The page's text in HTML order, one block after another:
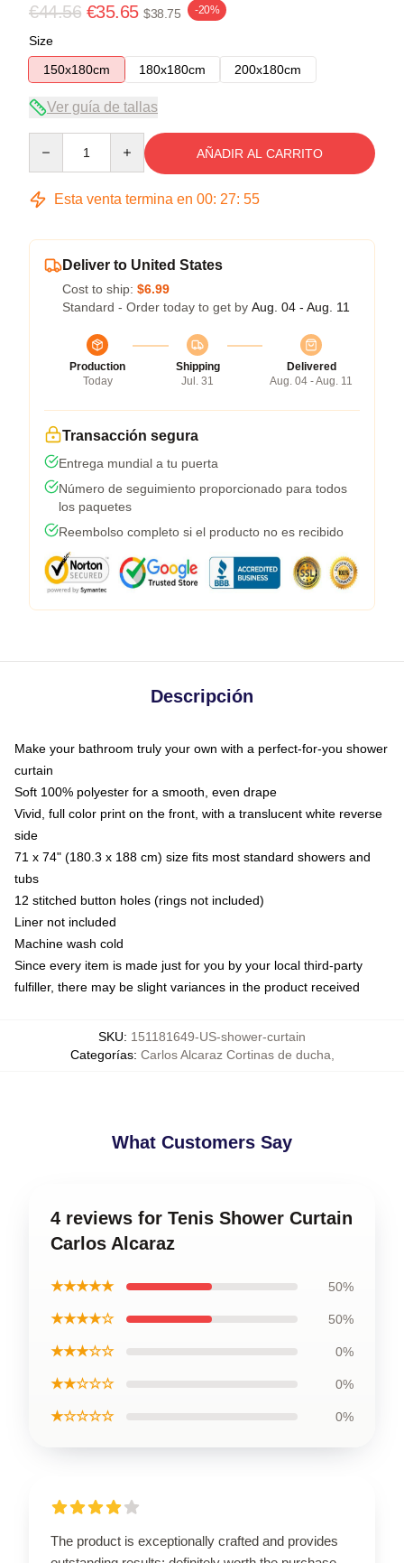
€44.56 €35.65 $38.75 -20%
Size
150x180cm
180x180cm 200x180cm
Ver guía de tallas
AÑADIR AL CARRITO
Esta venta termina en 00: 27: 54
Deliver to United States
Cost to ship: $6.99
Standard - Order today to get by Aug. 04 - Aug. 11
Production
Today
Shipping
Jul. 31
Delivered
Aug. 04 - Aug. 11
Transacción segura
Entrega mundial a tu puerta
Número de seguimiento proporcionado para todos
los paquetes
Reembolso completo si el producto no es recibido
Descripción
Make your bathroom truly your own with a perfect-for-you shower
curtain
Soft 100% polyester for a smooth, even drape
Vivid, full color print on the front, with a translucent white reverse
side
71 x 74" (180.3 x 188 cm) size fits most standard showers and
tubs
12 stitched button holes (rings not included)
Liner not included
Machine wash cold
Since every item is made just for you by your local third-party
fulfiller, there may be slight variances in the product received
SKU: 151181649-US-shower-curtain
Categorías: Carlos Alcaraz Cortinas de ducha
What Customers Say
4 reviews for Tenis Shower Curtain
Carlos Alcaraz
★★★★★ 50%
★★★★☆ 50%
★★★☆☆ 0%
★★☆☆☆ 0%
★☆☆☆☆ 0%
The product is exceptionally crafted and provides